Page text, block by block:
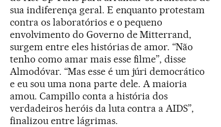
sua indiferença geral. E enquanto protestam
contra os laboratórios e o pequeno
envolvimento do Governo de Mitterrand,
surgem entre eles histórias de amor. “Não
tenho como amar mais esse filme”, disse
Almodóvar. “Mas esse é um júri democrático
e eu sou uma nona parte dele. A maioria
amou. Campillo conta a história dos
verdadeiros heróis da luta contra a AIDS”,
finalizou entre lágrimas.